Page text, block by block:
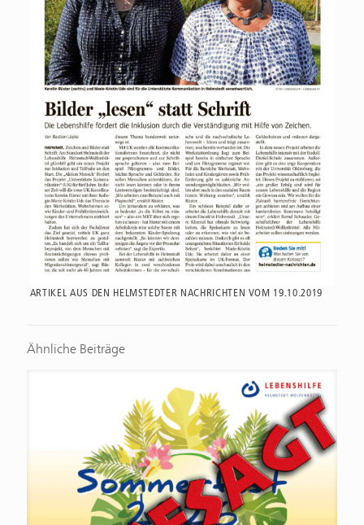
ARTIKEL AUS DEN HELMSTEDTER NACHRICHTEN VOM 19.10.2019
Ähnliche Beiträge